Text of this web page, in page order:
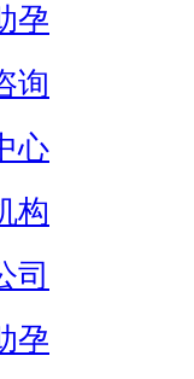
孕
询
心
构
司
孕